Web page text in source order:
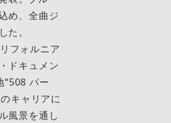
め、全曲ジ
。
フォルニア
ドキュメン
“508 パー
キャリアに
⾵景を通し